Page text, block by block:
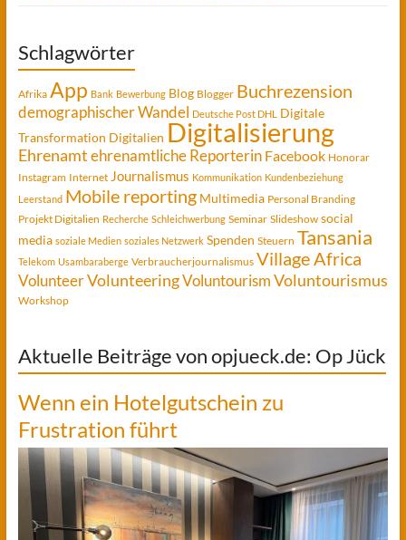
Schlagwörter
Afrika App Bank Bewerbung Blog Blogger Buchrezension
demographischer Wandel Deutsche Post DHL
Digitale
Transformation Digitalien Digitalisierung
Ehrenamtehrenamtliche Reporterin Facebook Honorar
Instagram Internet Journalismus Kommunikation Kundenbeziehung
Leerstand Mobile reporting Multimedia Personal Branding
Projekt Digitalien Recherche Schleichwerbung Seminar Slideshow social
media soziale Medien soziales Netzwerk Spenden Steuern Tansania
Telekom Usambaraberge Verbraucherjournalismus Village Africa
VolunteerVolunteeringVoluntourismVoluntourismus
Workshop
Aktuelle Beiträge von opjueck.de: Op Jück
Wenn ein Hotelgutschein zu
Frustration führt